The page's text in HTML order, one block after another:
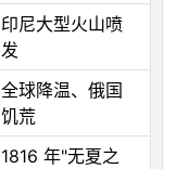
印尼大型火山喷
发
全球降温、俄国
饥荒
1816 年"无夏之